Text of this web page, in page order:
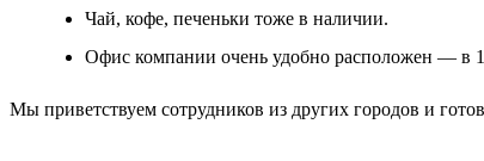
Чай, кофе, печеньки тоже в наличии.
Офис компании очень удобно расположен — в
Мы приветствуем сотрудников из других городов и